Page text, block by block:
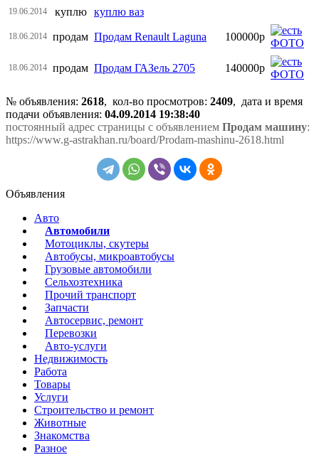
19.06.2014 куплю куплю ваз
18.06.2014 продам Продам Renault Laguna 100000р
18.06.2014 продам Продам ГАЗель 2705 140000р
№ объявления: 2618, кол-во просмотров: 2409, дата и время
подачи объявления: 04.09.2014 19:38:40
постоянный адрес страницы с объявлением Продам машину:
https://www.g-astrakhan.ru/board/Prodam-mashinu-2618.html
Объявления
Авто
Автомобили
Мотоциклы, скутеры
Автобусы, микроавтобусы
Грузовые автомобили
Сельхозтехника
Прочий транспорт
Запчасти
Автосервис, ремонт
Перевозки
Авто-услуги
Недвижимость
Работа
Товары
Услуги
Строительство и ремонт
Животные
Знакомства
Разное